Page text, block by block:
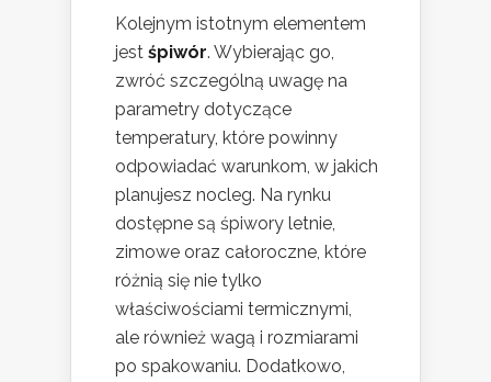
Kolejnym istotnym elementem
jest śpiwór. Wybierając go,
zwróć szczególną uwagę na
parametry dotyczące
temperatury, które powinny
odpowiadać warunkom, w jakich
planujesz nocleg. Na rynku
dostępne są śpiwory letnie,
zimowe oraz całoroczne, które
różnią się nie tylko
właściwościami termicznymi,
ale również wagą i rozmiarami
po spakowaniu. Dodatkowo,